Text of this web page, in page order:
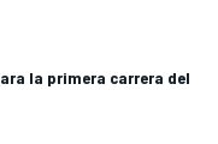
la primera carrera del